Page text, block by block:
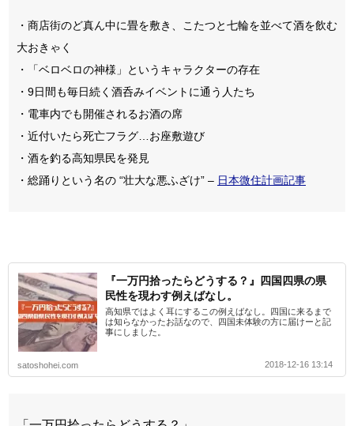
・商店街のど真ん中に畳を敷き、こたつと七輪を並べて酒を飲む
大おきゃく
・「ベロベロの神様」というキャラクターの存在
・9日間も毎日続く酒呑みイベントに通う人たち
・電車内でも開催されるお酒の席
・近付いたら死亡フラグ…お座敷遊び
・酒を釣る高知県民を発見
・総踊りという名の “壮大な悪ふざけ” – 日本微住計画記事
『一万円拾ったらどうする？』四国四県の県
民性を現わす例えばなし。
高知県ではよく耳にするこの例えばなし。四国に来るまで
は知らなかったお話なので、四国未体験の方に届けーと記
事にしました。
satoshohei.com 2018-12-16 13:14